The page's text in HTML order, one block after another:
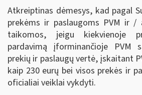
Atkreiptinas dėmesys, kad pagal
prekėms ir paslaugoms PVM ir /
taikomos, jeigu kiekvienoje
pardavimą įforminančioje PVM
prekių ir paslaugų vertė, įskaitant
kaip 230 eurų bei visos prekės ir
oficialiai veiklai vykdyti.